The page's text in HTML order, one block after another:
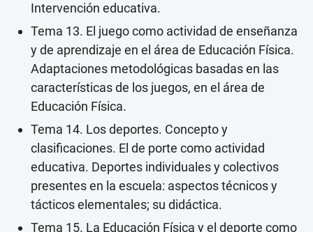
Intervención educativa.
Tema 13. El juego como actividad de enseñanza
y de aprendizaje en el área de Educación Física.
Adaptaciones metodológicas basadas en las
características de los juegos, en el área de
Educación Física.
Tema 14. Los deportes. Concepto y
clasificaciones. El de porte como actividad
educativa. Deportes individuales y colectivos
presentes en la escuela: aspectos técnicos y
tácticos elementales; su didáctica.
Tema 15. La Educación Física y el deporte como